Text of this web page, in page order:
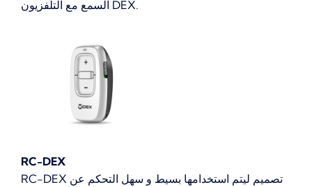
السمع مع التلفزيون DEX.
RC-DEX
RC-DEX تصميم ليتم استخدامها بسيط و سهل التحكم عن